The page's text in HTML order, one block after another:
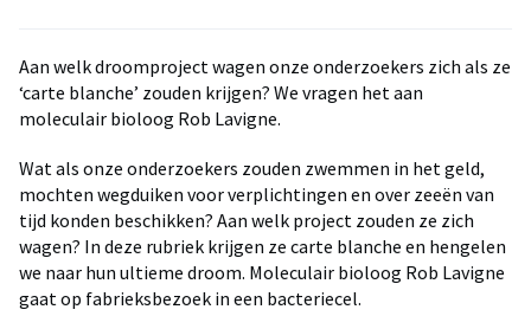
Aan welk droomproject wagen onze onderzoekers zich als ze
‘carte blanche’ zouden krijgen? We vragen het aan
moleculair bioloog Rob Lavigne.
Wat als onze onderzoekers zouden zwemmen in het geld,
mochten wegduiken voor verplichtingen en over zeeën van
tijd konden beschikken? Aan welk project zouden ze zich
wagen? In deze rubriek krijgen ze carte blanche en hengelen
we naar hun ultieme droom. Moleculair bioloog Rob Lavigne
gaat op fabrieksbezoek in een bacteriecel.